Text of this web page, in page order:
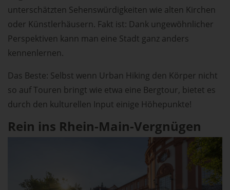
unterschätzten Sehenswürdigkeiten wie alten Kirchen
oder Künstlerhäusern. Fakt ist: Dank ungewöhnlicher
Perspektiven kann man eine Stadt ganz anders
kennenlernen.
Das Beste: Selbst wenn Urban Hiking den Körper nicht
so auf Touren bringt wie etwa eine Bergtour, bietet es
durch den kulturellen Input einige Höhepunkte!
Rein ins Rhein-Main-Vergnügen